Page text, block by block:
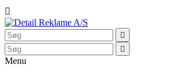



Menu